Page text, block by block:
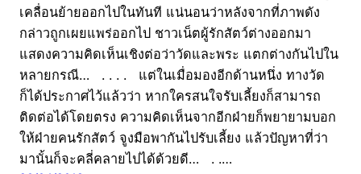
เคลื่อนย้ายออกไปในทันที แน่นอนว่าหลังจากที่ภาพดัง
กล่าวถูกเผยแพร่ออกไป ชาวเน็ตผู้รักสัตว์ต่างออกมา
แสดงความคิดเห็นเชิงต่อว่าวัดและพระ แตกต่างกันไปใน
หลายกรณี… . . . . แต่ในเมื่อมองอีกด้านหนึ่ง ทางวัด
ก็ได้ประกาศไว้แล้วว่า หากใครสนใจรับเลี้ยงก็สามารถ
ติดต่อได้โดยตรง ความคิดเห็นจากอีกฝ่ายก็พยายามบอก
ให้ฝ่ายคนรักสัตว์ จูงมือพากันไปรับเลี้ยง แล้วปัญหาที่ว่า
มานั้นก็จะคลี่คลายไปได้ด้วยดี… . .…